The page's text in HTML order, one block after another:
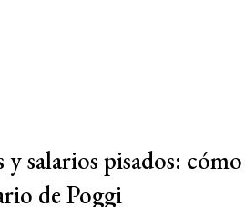
salarios pisados: cómo
de Poggi